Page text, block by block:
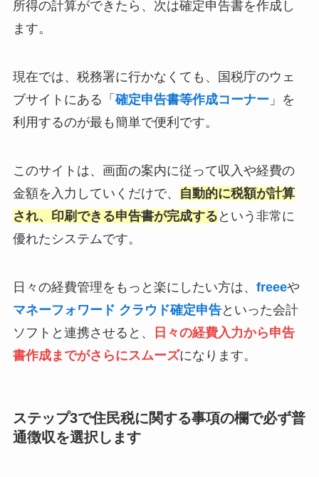
所得の計算ができたら、次は確定申告書を作成し
ます。
現在では、税務署に行かなくても、国税庁のウェ
ブサイトにある「確定申告書等作成コーナー」を
利用するのが最も簡単で便利です。
このサイトは、画面の案内に従って収入や経費の
金額を入力していくだけで、
自動的に税額が計算
され、印刷できる申告書が完成する という非常に
優れたシステムです。
日々の経費管理をもっと楽にしたい方は、 freeeや
マネーフォワード クラウド確定申告といった会計
ソフトと連携させると、
日々の経費入力から申告
書作成までがさらにスムーズになります。
ステップ3で住民税に関する事項の欄で必ず普
通徴収を選択します